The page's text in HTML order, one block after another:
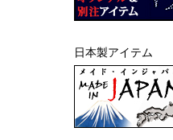
日本製アイテム